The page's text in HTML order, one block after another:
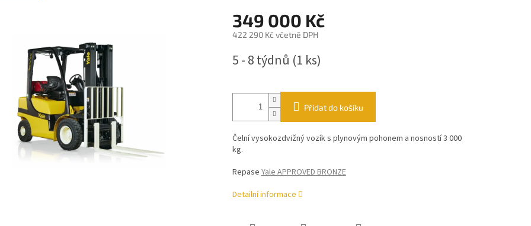
349 000 Kč
422 290 Kč včetně DPH
cena:
5 - 8 týdnů (1 ks)
Přidat do košíku
Čelní vysokozdvižný vozík s plynovým pohonem a nosností 3 000
kg.
RepaseYale APPROVED BRONZE
Detailní informace